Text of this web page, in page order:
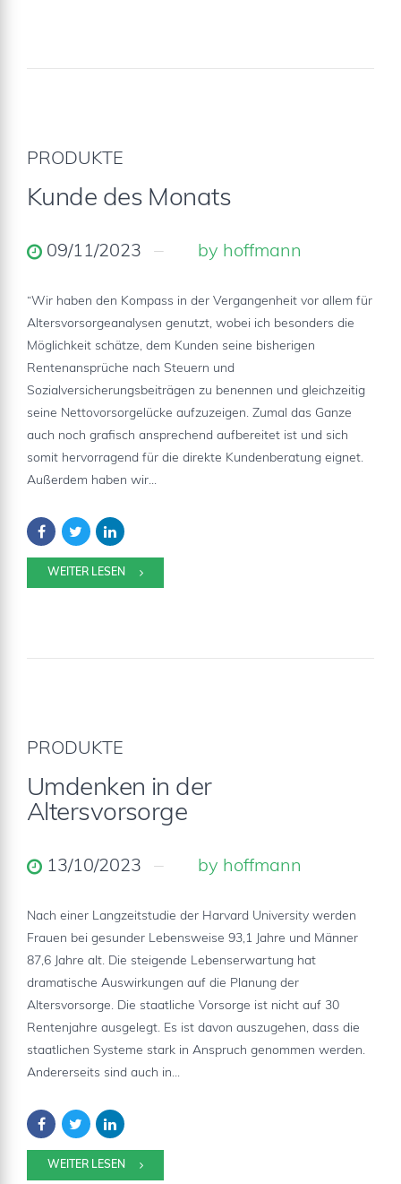
PRODUKTE
Kunde des Monats
09/11/2023 by hoffmann
“Wir haben den Kompass in der Vergangenheit vor allem für
Altersvorsorgeanalysen genutzt, wobei ich besonders die
Möglichkeit schätze, dem Kunden seine bisherigen
Rentenansprüche nach Steuern und
Sozialversicherungsbeiträgen zu benennen und gleichzeitig
seine Nettovorsorgelücke aufzuzeigen. Zumal das Ganze
auch noch grafisch ansprechend aufbereitet ist und sich
somit hervorragend für die direkte Kundenberatung eignet.
Außerdem haben wir...
WEITER LESEN
PRODUKTE
Umdenken in der
Altersvorsorge
13/10/2023 by hoffmann
Nach einer Langzeitstudie der Harvard University werden
Frauen bei gesunder Lebensweise 93,1 Jahre und Männer
87,6 Jahre alt. Die steigende Lebenserwartung hat
dramatische Auswirkungen auf die Planung der
Altersvorsorge. Die staatliche Vorsorge ist nicht auf 30
Rentenjahre ausgelegt. Es ist davon auszugehen, dass die
staatlichen Systeme stark in Anspruch genommen werden.
Andererseits sind auch in...
WEITER LESEN